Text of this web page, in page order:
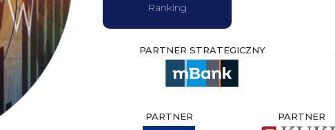
Ranking
PARTNER STRATEGICZNY
PARTNER PARTNER